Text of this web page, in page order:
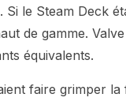
Si le Steam Deck
de gamme.
équivalents.
faire grimper la